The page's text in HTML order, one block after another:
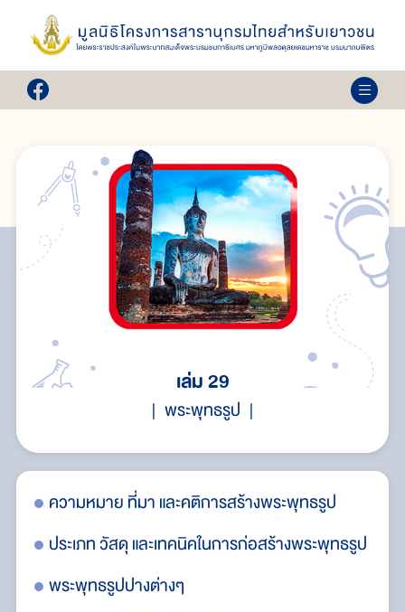
เล่ม 29
พระพุทธรูป
ความหมาย ที่มา และคติการสร้างพระพุทธรูป
ประเภท วัสดุ และเทคนิคในการก่อสร้างพระพุทธรูป
พระพุทธรูปปางต่างๆ